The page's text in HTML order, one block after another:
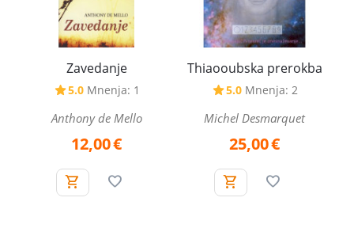
Zavedanje
5.0 Mnenja: 1
Anthony de Mello
12,00€
Thiaooubska prerokba
5.0 Mnenja: 2
Michel Desmarquet
25,00€